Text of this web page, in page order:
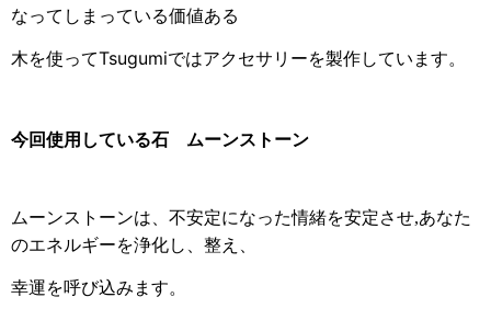
なってしまっている価値ある
木を使ってTsugumiではアクセサリーを製作しています。
今回使用している石 ムーンストーン
ムーンストーンは、不安定になった情緒を安定させ,あなた
のエネルギーを浄化し、整え、
幸運を呼び込みます。